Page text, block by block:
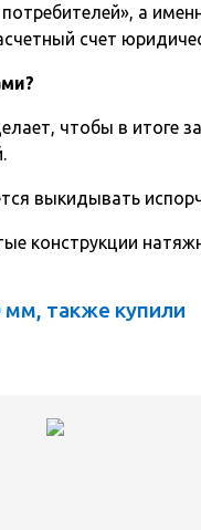
а
счет
чтобы в итоге
выкидывать
конструкции
мм, также купили